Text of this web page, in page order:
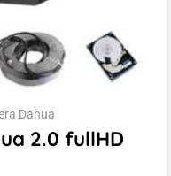
Dahua
2.0 fullHD